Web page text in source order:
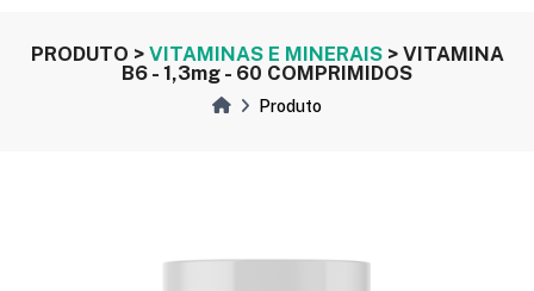
PRODUTO > VITAMINAS E MINERAIS > VITAMINA
B6 - 1,3mg - 60 COMPRIMIDOS
Produto